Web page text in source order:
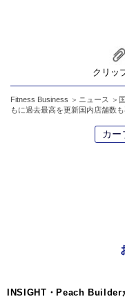
クリッ
Fitness Business ニュース
もに過去最高を更新国内店舗数
カー
INSIGHT・Peach Builder